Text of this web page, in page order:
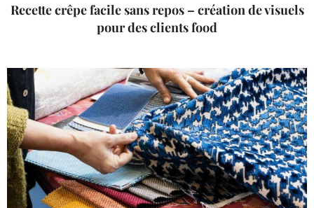
Recette crêpe facile sans repos – création de visuels
pour des clients food